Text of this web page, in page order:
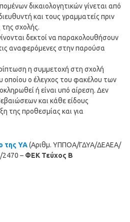
δικαιολογητικών γίνεται από
και τους γραμματείς πριν
της σχολής.
δεκτοί να παρακολουθήσουν
αναφερόμενες στην παρούσα
η συμμετοχή στη σχολή
ο έλεγχος του φακέλου των
ή είναι υπό αίρεση. Δεν
και κάθε είδους
της προθεσμίας και για
της ΥΑ(Αριθμ. ΥΠΠΟΑ/ΓΔΥΑ/ΔΕΑΕΑ/
– ΦΕΚ Τεύχος Β